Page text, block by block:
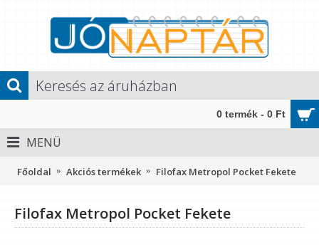
0 termék - 0 Ft
MENÜ
Főoldal Akciós termékek Filofax Metropol Pocket Fekete
Filofax Metropol Pocket Fekete